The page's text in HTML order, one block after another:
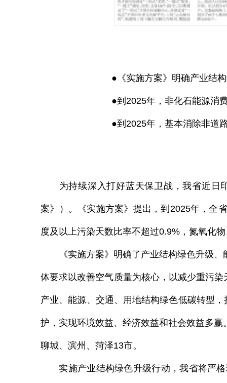
●《实施方案》明确产业结构绿色升
●到 2025年，非化石能源消
●到 2025年，基本消除非道
为持续深入打好蓝天保卫战，我省近日
案》）。《实施方案》提出，到 2025年，全
度及以上污染天数比率不超过0.9% ，氮氧化
《实施方案》明确了产业结构绿色升级、
体要求以改善空气质量为核心，以减少重污
产业、能源、交通、用地结构绿色低碳转型
护，实现环境效益、经济效益和社会效益多
聊城、滨州、菏泽13市。
实施产业结构绿色升级行动，我省将严格